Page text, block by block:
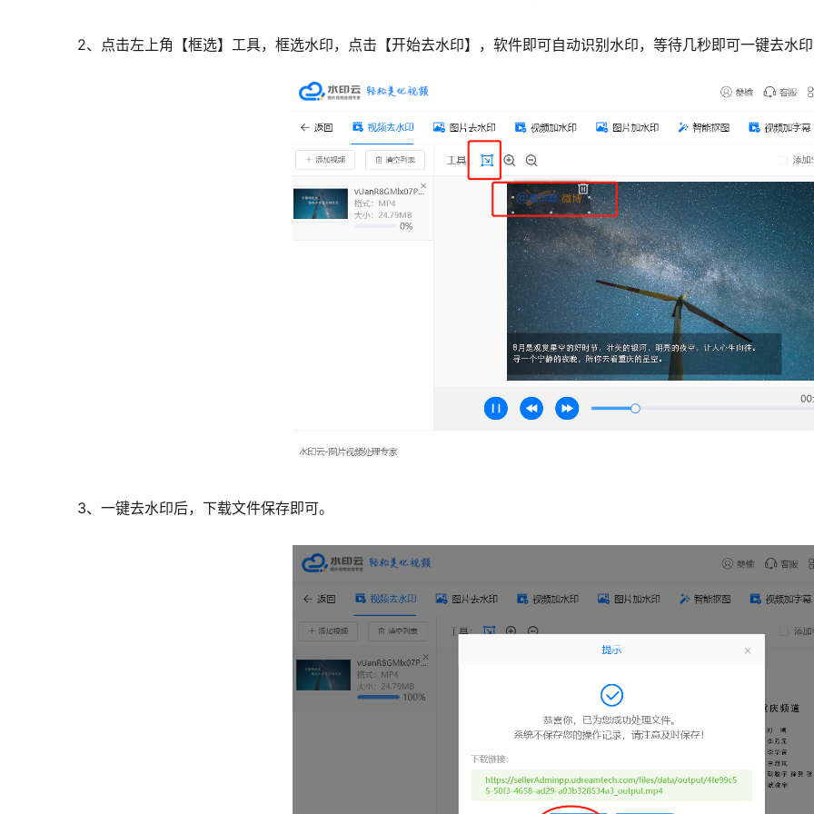
2、点击左上角【框选】工具，框选水印，点击【开始去水印】，软件即可自动识别水印，等待几秒即可一键去水
3、一键去水印后，下载文件保存即可。